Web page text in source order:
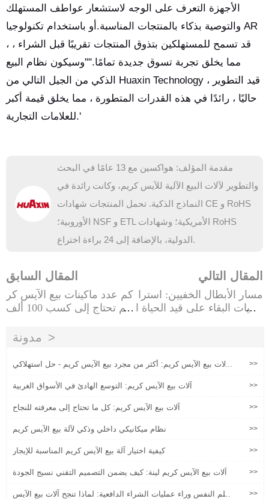
الأجهزة التعرف على الوجه لاستشعار عواطف المستهلك
والتوصية بذكاء بالمنتجات المناسبة.أو باستخدام تكنولوجيا AR
، قد تسمح للمستهلكين بتذوق المنتجات تقريبًا قبل الشراء ،
مما يخلق تجربة تسوق جديدة تمامًا.""وسيكون نظام البيع
الذكي من الجيل التالي من Huaxin Technology ، قيد التطوير
حاليًا ، رائدًا في هذه القدرات المتطورة ، مما يخلق قيمة أكبر
للعلامات التجارية.'
مقدمة المؤلف: هواكسين مع 13 عامًا في البحث
والتطوير لآلات البيع الآلية للآيس كريم، وكانت رائدة في
النماذج الذكية. تحمل المنتجات شهادات CE و RoHS
الأوروبية؛ NSF و ETL الأمريكية؛ وشهادات RoHS
الدولية، بالإضافة إلى 24 براءة اختراع.
المقال السابق
كم عدد ماكينات بيع الآيس كر
يم تحتاج إلى كسب 100 ألف
التشغيل
المقال التالي
مسار الأبطال الخفيين: استرا
تيجيات البقاء على قيد الحياة ا
مدونة
آلات بيع الآيس كريم: أكثر من مجرد بيع الآيس كريم - حل استهلاكي
>>
آلات بيع الآيس كريم: التوسع الهادئ في الأسواق الغربية >>
آلات بيع الآيس كريم: كل ما تحتاج إلى معرفته للنجاح >>
نظام ميكانيكي داخلي وذكي لآلة بيع الآيس كريم >>
كيفية اختيار آلة بيع الآيس كريم المناسبة للإيجار >>
آلات بيع الآيس كريم لينة: كيف يضمن التصميم التقني نسيج الجودة >>
علم النفس وراء عمليات الشراء الدافعية: لماذا تنجح آلات بيع الآيس
>>